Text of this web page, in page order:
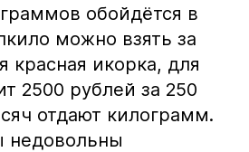
обойдётся в
можно взять за
красная икорка, для
2500 рублей за 250
отдают килограмм.
недовольны